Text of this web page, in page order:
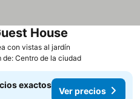
con vistas al jardín
House
de: Centro de la ciudad
exactos
Ver precios